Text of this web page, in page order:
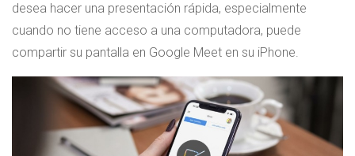
desea hacer una presentación rápida, especialmente
cuando no tiene acceso a una computadora, puede
compartir su pantalla en Google Meet en su iPhone.